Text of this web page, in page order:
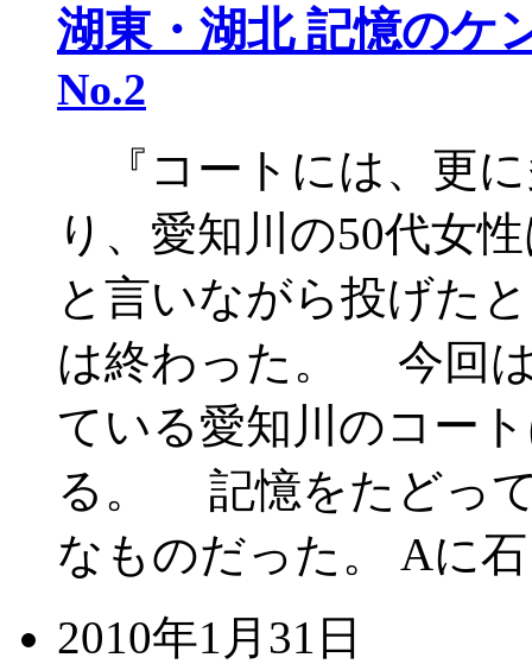
湖東・湖北 記憶のケ
No.2
『コートには、更
り、愛知川の50代女
と言いながら投げた
は終わった。 今回
ている愛知川のコー
る。 記憶をたどっ
なものだった。 Aに
2010年1月31日